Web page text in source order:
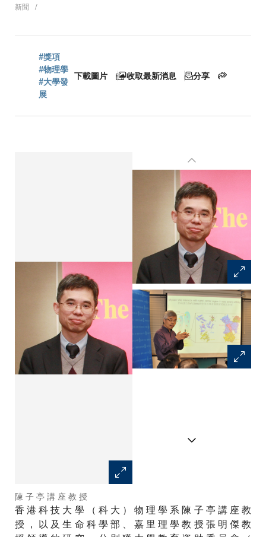
航
連
結
新聞
#獎項
#物理學
#大學發
展
下載圖片 收取最新消息 分享
陳 子 亭 講 座 教 授
香 港 科 技 大 學 （ 科 大 ） 物 理 學 系 陳 子 亭 講 座 教
授 ， 以 及 生 命 科 學 部 、 嘉 里 理 學 教 授 張 明 傑 教